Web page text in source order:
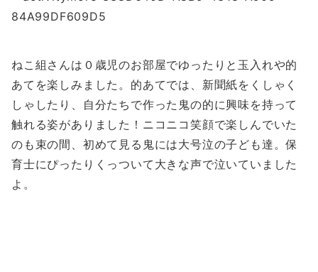
ねこ組さんは０歳児のお部屋でゆったりと玉入れや的
あてを楽しみました。的あてでは、新聞紙をくしゃく
しゃしたり、自分たちで作った鬼の的に興味を持って
触れる姿がありました！ニコニコ笑顔で楽しんでいた
のも束の間、初めて見る鬼には大号泣の子ども達。保
育士にぴったりくっついて大きな声で泣いていました
よ。